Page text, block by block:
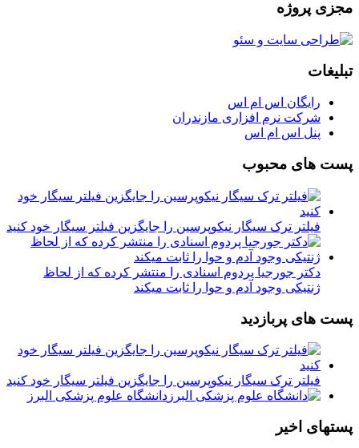
مجزی پروژه
تبلیغات
رایگان اس ام اس
شرکت نرم افزاری مازندران
پنل اس ام اس
پست های محبوب
فیلتر ترک سیگار نیکوپرسین را جایگزین فیلتر سیگار خود کنید
دکتر جورجیا پردوم اسنادی را منتشر کرده که از لحاظ
ژنتیکی وجود آدم و حوا را ثابت میکند
پست های پربازدید
فیلتر ترک سیگار نیکوپرسین را جایگزین فیلتر سیگار خود کنید
دانشگاه علوم پزشکی البرز
پستهای اخیر